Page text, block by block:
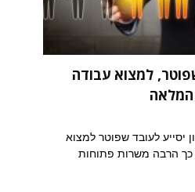
למצוא עבודה
יסייע לעובד שפוטר למצוא
הרבה משרות פתוחות